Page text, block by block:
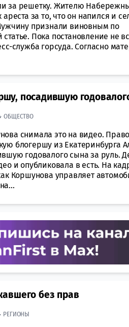
за решетку. Жителю
ареста за то, что он напился и
признали виновным по
Пока постановление не
служба горсуда. Согласно
посадившую
ОБЩЕСТВО
снимала это на видео.
блогершу из Екатеринбурга
годовалого сына за руль.
и опубликовала в есть. На
Коршунова управляет
без прав
РЕГИОНЫ